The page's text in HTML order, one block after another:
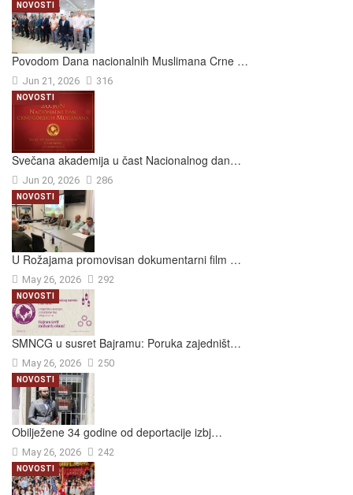
Povodom Dana nacionalnih Muslimana Crne …
Jun 21, 2026 316
NOVOSTI
Svečana akademija u čast Nacionalnog dan…
Jun 20, 2026 286
NOVOSTI
U Rožajama promovisan dokumentarni film …
May 26, 2026 292
NOVOSTI
SMNCG u susret Bajramu: Poruka zajedništ…
May 26, 2026 250
NOVOSTI
Obilježene 34 godine od deportacije izbj…
May 26, 2026 242
NOVOSTI
NOVOSTI